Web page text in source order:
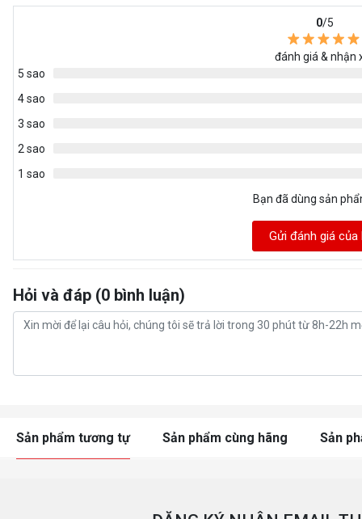
0/5
đánh giá & nhận
5 sao
4 sao
3 sao
2 sao
1 sao
Bạn đã dùng sản
Gửi đánh giá của
Hỏi và đáp (0 bình luận)
Sản phẩm tương tự Sản phẩm cùng hãng Sản